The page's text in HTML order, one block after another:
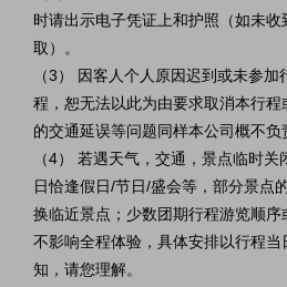
时请出示电子凭证上和护照（如未
取）。
（3） 因客人个人原因迟到或未参
程，恕无法以此为由要求取消本行
的交通延误等问题同样本公司概不负
（4） 若遇天气，交通，景点临时
日恰逢假日/节日/盛会等，部分景点
换临近景点；少数团期行程游览顺序
不影响全程体验，具体安排以行程
知，请您理解。